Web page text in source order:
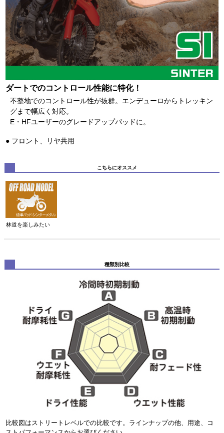
ダートでのコントロール性能に特化！
不整地でのコントロール性が抜群。エンデューロからトレッキン
グまで幅広く対応。
E・HFユーザーのグレードアップパッドに。
フロント、リヤ共用
こちらにオススメ
林道を楽しみたい
種類別比較
比較図はストリートレベルでの比較です。ラインナップの他、用途、コ